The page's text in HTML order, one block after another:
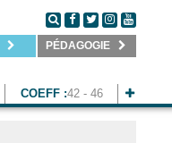
PÉDAGOGIE
COEFF :42 - 46